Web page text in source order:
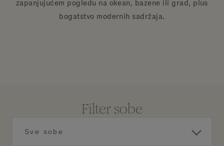
zapanjujućem pogledu na okean, bazene ili grad, plus
bogatstvo modernih sadržaja.
Filter sobe
Sve sobe